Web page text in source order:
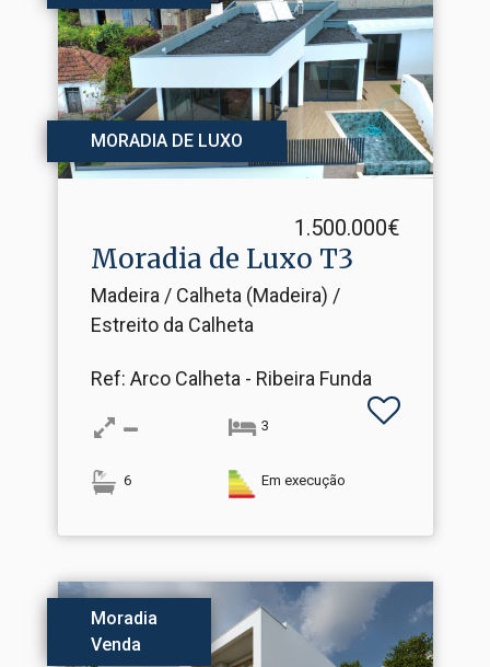
MORADIA DE LUXO
1.500.000€
Moradia de Luxo T3
Madeira / Calheta (Madeira) /
Estreito da Calheta
Ref: Arco Calheta - Ribeira Funda
3
6 Em execução
Moradia
Venda